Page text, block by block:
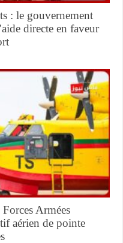
: le gouvernement
directe en faveur
Armées
aérien de pointe